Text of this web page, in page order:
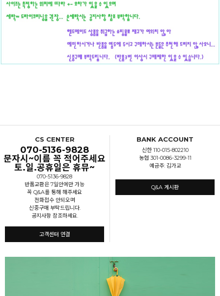
CS CENTER
070-5136-9828
문자시~이름 꼭 적어주세요
토.일.공휴일은 휴뮤~
070-5136-9828
반품교환은 7일안에만 가능
꼭 Q&A를 통해 해주세요
전화접수 안되오며
신중구매 부탁드립니다.
공지사항 참조하세요.
고객센터 연결
BANK ACCOUNT
신한 110-015-802210
농협 301-0086-3299-11
예금주: 김가교
Q&A 게시판